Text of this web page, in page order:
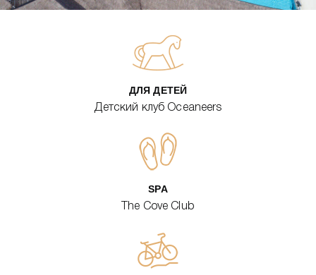
ДЛЯ ДЕТЕЙ
Детский клуб Oceaneers
SPA
The Cove Club